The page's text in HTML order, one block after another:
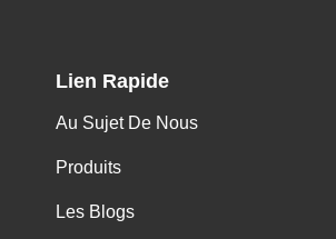
Lien Rapide
Au Sujet De Nous
Produits
Les Blogs